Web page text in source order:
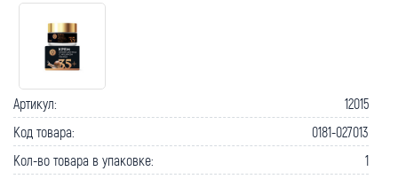
Артикул:
12015
Код товара:
0181-027013
Кол-во товара в упаковке:
1